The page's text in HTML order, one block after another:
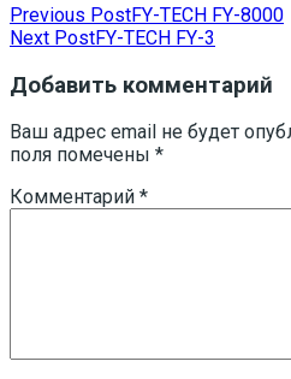
Навигация
по
записям
Previous PostFY-TECH FY-8000
Next PostFY-TECH FY-3
Добавить комментарий
Ваш адрес email не будет
поля помечены *
Комментарий *